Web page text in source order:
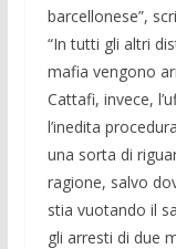
barcellonese”,
“In tutti gli altri
mafia vengono
Cattafi, invece,
l’inedita
una sorta di
ragione, salvo
stia vuotando il
gli arresti di due